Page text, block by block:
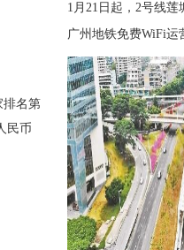
排名第
民币
1月21日起，2号线
站恢复运营！
广州地铁免费WiFi运